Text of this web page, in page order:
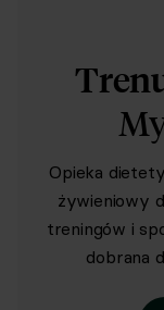
Opieka
żywieniowy
treningów i
dobrana